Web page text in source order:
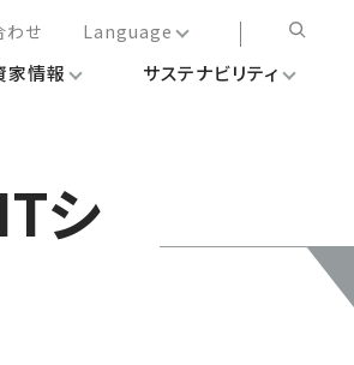
わせ
Language
日本語
家情報 サステナビリティ
シ